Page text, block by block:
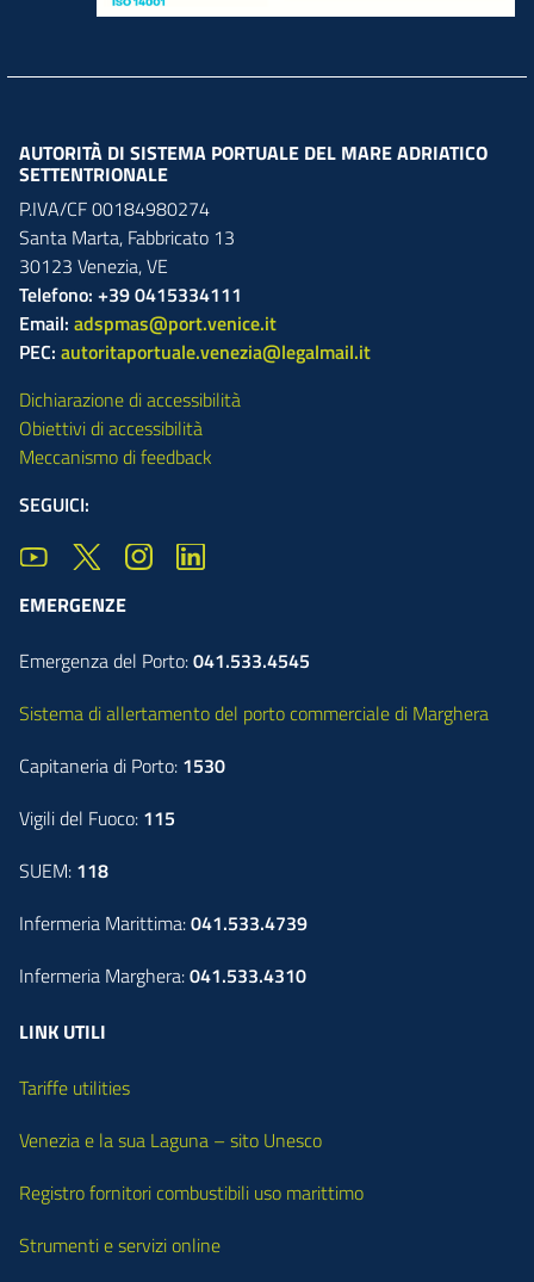
AUTORITÀ DI SISTEMA PORTUALE DEL MARE ADRIATICO
SETTENTRIONALE
P.IVA/CF 00184980274
Santa Marta, Fabbricato 13
30123 Venezia,VE
Telefono: +39 0415334111
Email: adspmas@port.venice.it
PEC: autoritaportuale.venezia@legalmail.it
Dichiarazione di accessibilità
Obiettivi di accessibilità
Meccanismo di feedback
SEGUICI:
EMERGENZE
Emergenza del Porto:041.533.4545
Sistema di allertamento del porto commerciale di Marghera
Capitaneria di Porto: 1530
Vigili del Fuoco: 115
SUEM: 118
Infermeria Marittima:041.533.4739
Infermeria Marghera:041.533.4310
LINK UTILI
Tariffe utilities
Venezia e la sua Laguna – sito Unesco
Registro fornitori combustibili uso marittimo
Strumenti e servizi online